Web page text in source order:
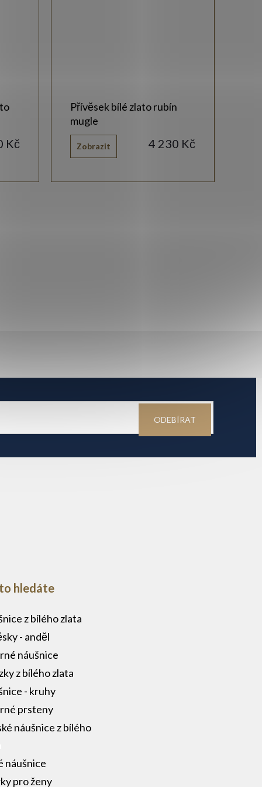
Kč
Přívěsek bílé zlato rubín
mugle
4 230 Kč
Zobrazit
ODEBÍRAT
hledáte
z bílého zlata
- anděl
náušnice
z bílého zlata
- kruhy
prsteny
náušnice z bílého
náušnice
pro ženy